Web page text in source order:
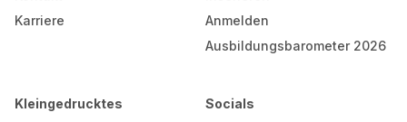
Karriere
Anmelden
Ausbildungsbarometer 2026
Kleingedrucktes
Socials